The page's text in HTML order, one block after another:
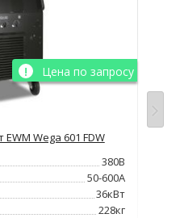
Цена по запросу
Wega 601 FDW
380В
50-600А
36кВт
228кг